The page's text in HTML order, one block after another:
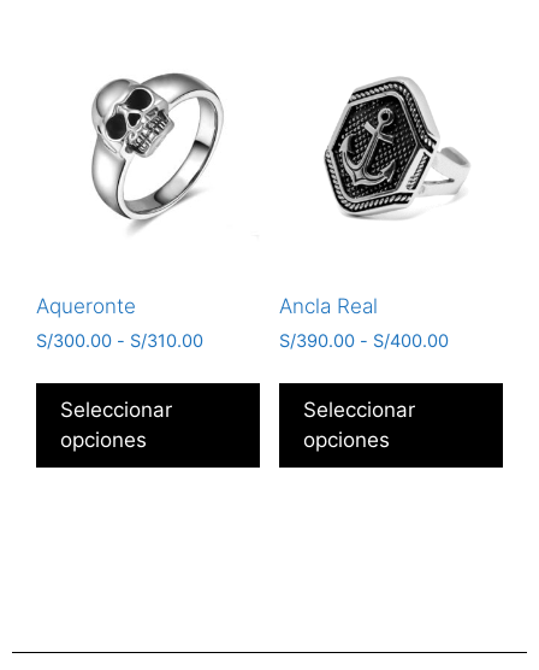
Aqueronte
S/300.00 - S/310.00
Seleccionar
opciones
Ancla Real
S/390.00 - S/400.00
Seleccionar
opciones